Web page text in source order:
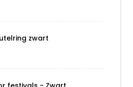
zwart